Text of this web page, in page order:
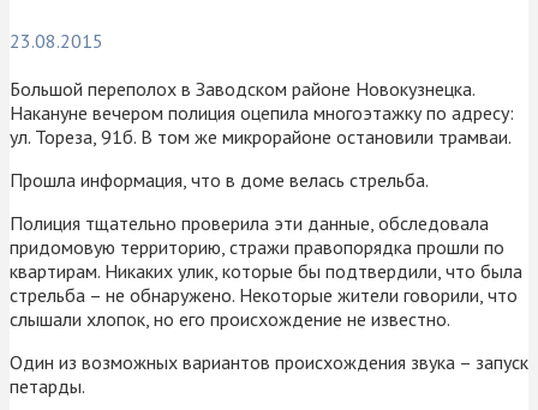
23.08.2015
Большой переполох в Заводском районе Новокузнецка.
Накануне вечером полиция оцепила многоэтажку по адресу:
ул. Тореза, 91б. В том же микрорайоне остановили трамваи.
Прошла информация, что в доме велась стрельба.
Полиция тщательно проверила эти данные, обследовала
придомовую территорию, стражи правопорядка прошли по
квартирам. Никаких улик, которые бы подтвердили, что была
стрельба – не обнаружено. Некоторые жители говорили, что
слышали хлопок, но его происхождение не известно.
Один из возможных вариантов происхождения звука – запуск
петарды.